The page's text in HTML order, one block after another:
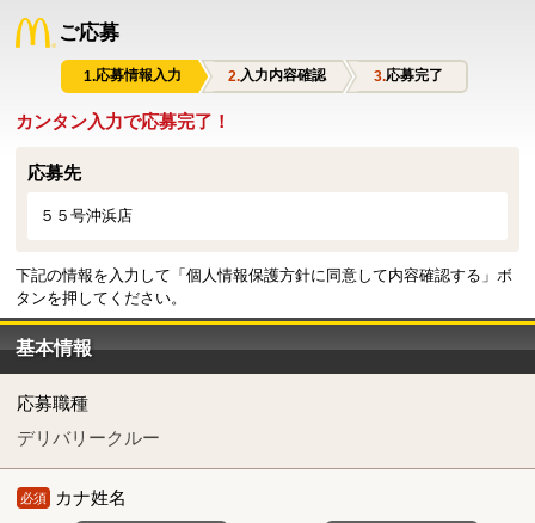
ご応募
応募情報入力 入力内容確認 応募完了
カンタン入力で応募完了！
応募先
５５号沖浜店
下記の情報を入力して「個人情報保護方針に同意して内容確認する」ボ
タンを押してください。
基本情報
応募職種
デリバリークルー
必須 カナ姓名